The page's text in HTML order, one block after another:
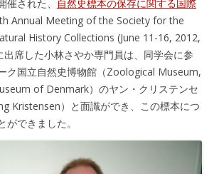
された、
自然史標本の保存に関する国際
Annual Meeting of the Society for the
History Collections (June 11-16, 2012,
席した小林さやか専門員は、同学会に参
ク国立自然史博物館（Zoological Museum,
of Denmark）のヤン・クリステンセ
Kristensen）と面識ができ、この標本につ
ができました。